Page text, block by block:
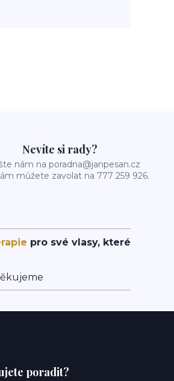
Nevíte si rady?
nám na poradna@janpesan.cz
můžete zavolat na 777 259 926.
pro své vlasy, které
poradit?